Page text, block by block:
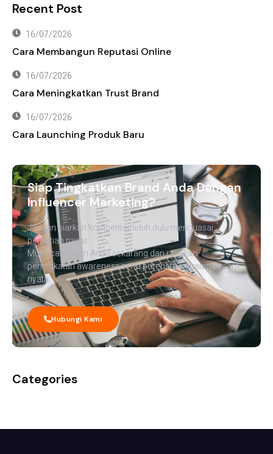
Recent Post
16/07/2026
Cara Membangun Reputasi Online
16/07/2026
Cara Meningkatkan Trust Brand
16/07/2026
Cara Launching Produk Baru
Siap Tingkatkan Brand Anda Dengan
Influencer Marketing?
Jangan biarkan kompetitor lebih dulu menguasai
perhatian pasar.
Mulai campaign Anda sekarang dan rasakan
peningkatan awareness serta potensi penjualan secara
nyata.
Hubungi Kami
Categories